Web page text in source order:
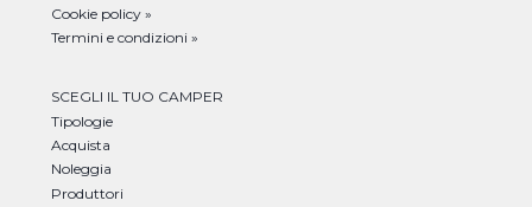
Cookie policy »
Termini e condizioni »
SCEGLI IL TUO CAMPER
Tipologie
Acquista
Noleggia
Produttori